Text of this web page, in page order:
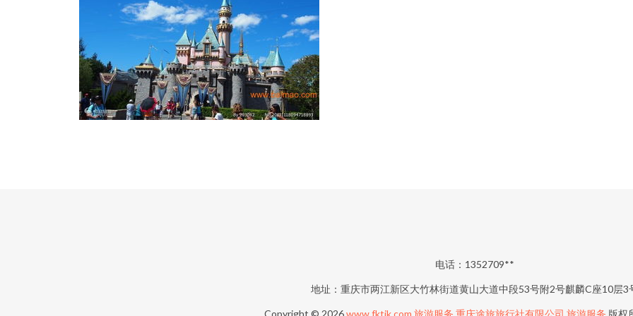
电话：1352709**
地址：重庆市两江新区大竹林街道黄山大道中段53号附2号麒麟C座10层3
Copyright © 2026www.fktjk.com 旅游服务 重庆途旅旅行社有限公司 旅游服务 版权